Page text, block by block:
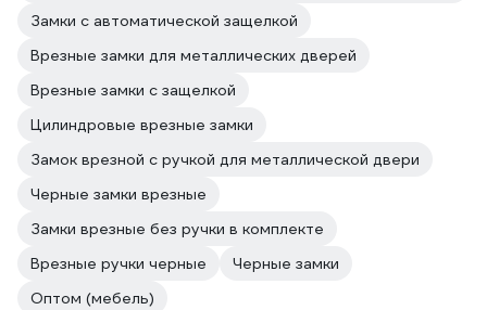
Замки с автоматической защелкой
Врезные замки для металлических дверей
Врезные замки с защелкой
Цилиндровые врезные замки
Замок врезной с ручкой для металлической двери
Черные замки врезные
Замки врезные без ручки в комплекте
Врезные ручки черные
Черные замки
Оптом (мебель)